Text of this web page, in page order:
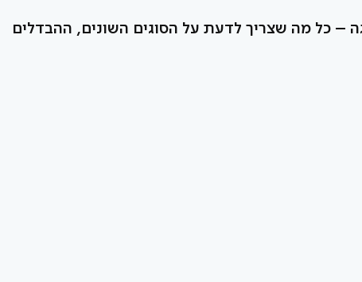
– כל מה שצריך לדעת על הסוגים השונים, ההבדלים